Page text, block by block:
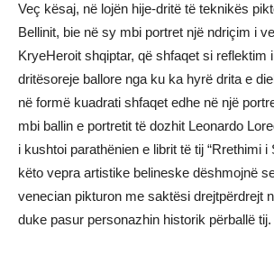
Veç kësaj, në lojën hije-dritë të teknikës
Bellinit, bie në sy mbi portret një ndriçim i
KryeHeroit shqiptar, që shfaqet si reflektim
dritësoreje ballore nga ku ka hyrë drita e
në formë kuadrati shfaqet edhe në një
mbi ballin e portretit të dozhit Leonardo
i kushtoi parathënien e librit të tij “Rrethimi i
këto vepra artistike belineske dëshmojnë
venecian pikturon me saktësi drejtpërdrejt
duke pasur personazhin historik përballë tij.